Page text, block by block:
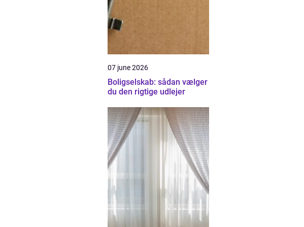
07 june 2026
Boligselskab: sådan vælger
du den rigtige udlejer